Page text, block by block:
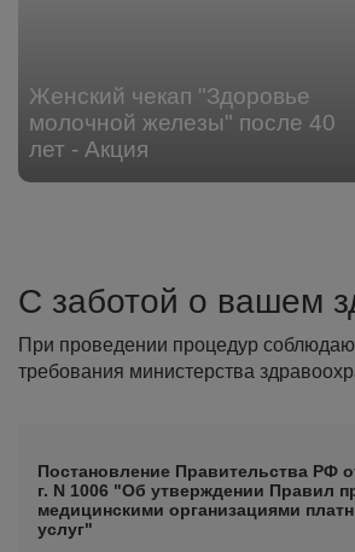
Женский чекап "Здоровье
молочной железы" после 40
лет - Акция
С заботой о вашем
При проведении процедур
требования министерства
Постановление Правительства РФ
г. N 1006 "Об утверждении Правил
медицинскими организациями
услуг"